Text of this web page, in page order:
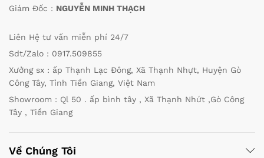
Giám Đốc : NGUYỄN MINH THẠCH
Liên Hệ tư vấn miễn phí 24/7
Sdt/Zalo : 0917.509855
Xưởng sx : ấp Thạnh Lạc Đông, Xã Thạnh Nhựt, Huyện Gò
Công Tây, Tỉnh Tiền Giang, Việt Nam
Showroom : Ql 50 . ấp bình tây , Xã Thạnh Nhứt ,Gò Công
Tây , Tiền Giang
Về Chúng Tôi